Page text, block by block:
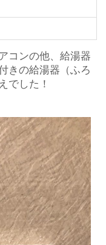
コンの他、給湯器
きの給湯器（ふろ
でした！